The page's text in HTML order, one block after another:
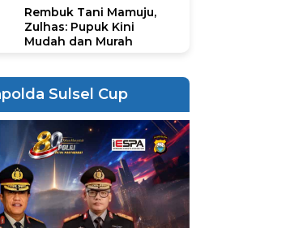
Rembuk Tani Mamuju,
Zulhas: Pupuk Kini
Mudah dan Murah
Sulsel Cup